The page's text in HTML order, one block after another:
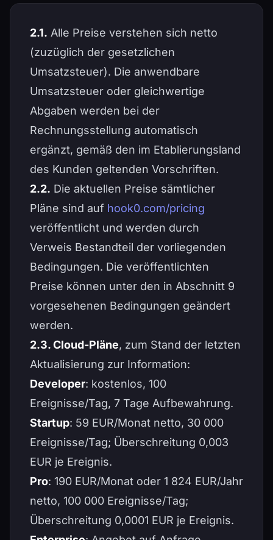
2.1. Alle Preise verstehen sich netto
(zuzüglich der gesetzlichen
Umsatzsteuer). Die anwendbare
Umsatzsteuer oder gleichwertige
Abgaben werden bei der
Rechnungsstellung automatisch
ergänzt, gemäß den im Etablierungsland
des Kunden geltenden Vorschriften.
2.2. Die aktuellen Preise sämtlicher
Pläne sind auf hook0.com/pricing
veröffentlicht und werden durch
Verweis Bestandteil der vorliegenden
Bedingungen. Die veröffentlichten
Preise können unter den in Abschnitt 9
vorgesehenen Bedingungen geändert
werden.
2.3. Cloud-Pläne, zum Stand der letzten
Aktualisierung zur Information:
Developer: kostenlos, 100
Ereignisse/Tag, 7 Tage Aufbewahrung.
Startup: 59 EUR/Monat netto, 30 000
Ereignisse/Tag; Überschreitung 0,003
EUR je Ereignis.
Pro: 190 EUR/Monat oder 1 824 EUR/Jahr
netto, 100 000 Ereignisse/Tag;
Überschreitung 0,0001 EUR je Ereignis.